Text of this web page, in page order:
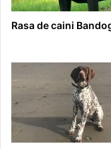
Rasa de caini